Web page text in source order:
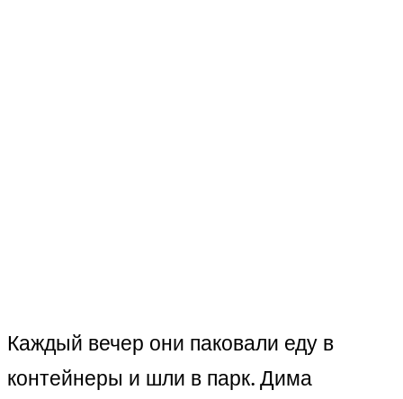
Каждый вечер они паковали еду в
контейнеры и шли в парк. Дима